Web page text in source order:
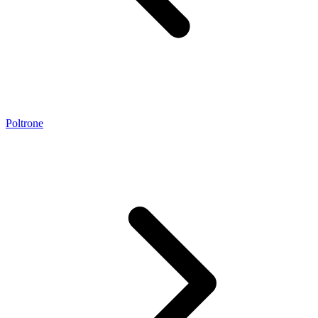
Poltrone